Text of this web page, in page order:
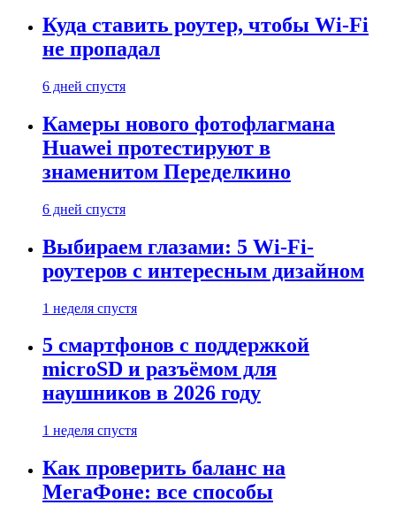
Куда ставить роутер, чтобы Wi-Fi
не пропадал
6 дней спустя
Камеры нового фотофлагмана
Huawei протестируют в
знаменитом Переделкино
6 дней спустя
Выбираем глазами: 5 Wi-Fi-
роутеров с интересным дизайном
1 неделя спустя
5 смартфонов с поддержкой
microSD и разъёмом для
наушников в 2026 году
1 неделя спустя
Как проверить баланс на
МегаФоне: все способы